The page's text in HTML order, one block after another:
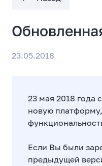
23.05.2018
23 мая 2018 года
новую
Если Вы были
предыдущей